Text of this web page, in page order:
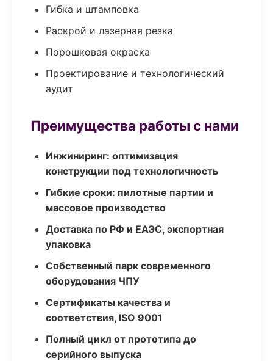
Гибка и штамповка
Раскрой и лазерная резка
Порошковая окраска
Проектирование и технологический
аудит
Преимущества работы с нами
Инжиниринг: оптимизация
конструкции под технологичность
Гибкие сроки: пилотные партии и
массовое производство
Доставка по РФ и ЕАЭС, экспортная
упаковка
Собственный парк современного
оборудования ЧПУ
Сертификаты качества и
соответствия, ISO 9001
Полный цикл от прототипа до
серийного выпуска